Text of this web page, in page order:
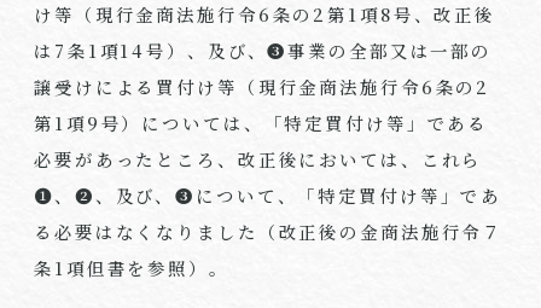
け等（現行金商法施行令6条の2第1項8号、改正後
は7条1項14号）、及び、❸事業の全部又は一部の
譲受けによる買付け等（現行金商法施行令6条の2
第1項9号）については、「特定買付け等」である
必要があったところ、改正後においては、これら
❶、❷、及び、❸について、「特定買付け等」であ
る必要はなくなりました（改正後の金商法施行令７
条1項但書を参照）。